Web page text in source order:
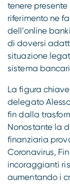
tenere
riferimento ne
dell’online
di doversi
situazione
sistema
La figura
delegato
fin dalla
Nonostante la
finanziaria
Coronavirus,
incoraggianti
aumentando i